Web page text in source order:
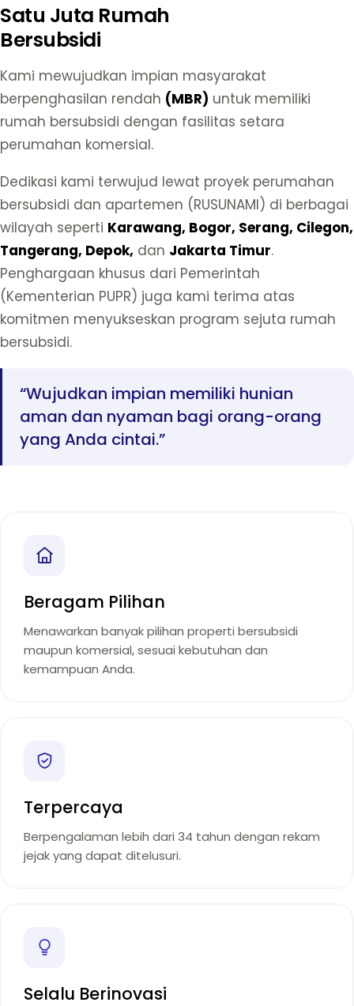
Satu Juta Rumah
Bersubsidi
Kami mewujudkan impian masyarakat
berpenghasilan rendah (MBR) untuk memiliki
rumah bersubsidi dengan fasilitas setara
perumahan komersial.
Dedikasi kami terwujud lewat proyek perumahan
bersubsidi dan apartemen (RUSUNAMI) di berbagai
wilayah seperti Karawang, Bogor, Serang, Cilegon,
Tangerang, Depok, dan Jakarta Timur.
Penghargaan khusus dari Pemerintah
(Kementerian PUPR) juga kami terima atas
komitmen menyukseskan program sejuta rumah
bersubsidi.
“Wujudkan impian memiliki hunian
aman dan nyaman bagi orang-orang
yang Anda cintai.”
Beragam Pilihan
Menawarkan banyak pilihan properti bersubsidi
maupun komersial, sesuai kebutuhan dan
kemampuan Anda.
Terpercaya
Berpengalaman lebih dari 34 tahun dengan rekam
jejak yang dapat ditelusuri.
Selalu Berinovasi